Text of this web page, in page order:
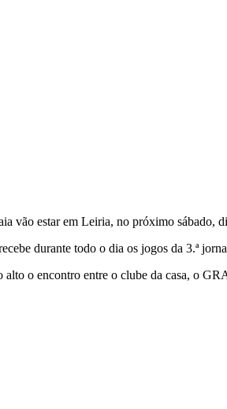
vão estar em Leiria, no próximo sábado,
durante todo o dia os jogos da 3.ª
o encontro entre o clube da casa, o